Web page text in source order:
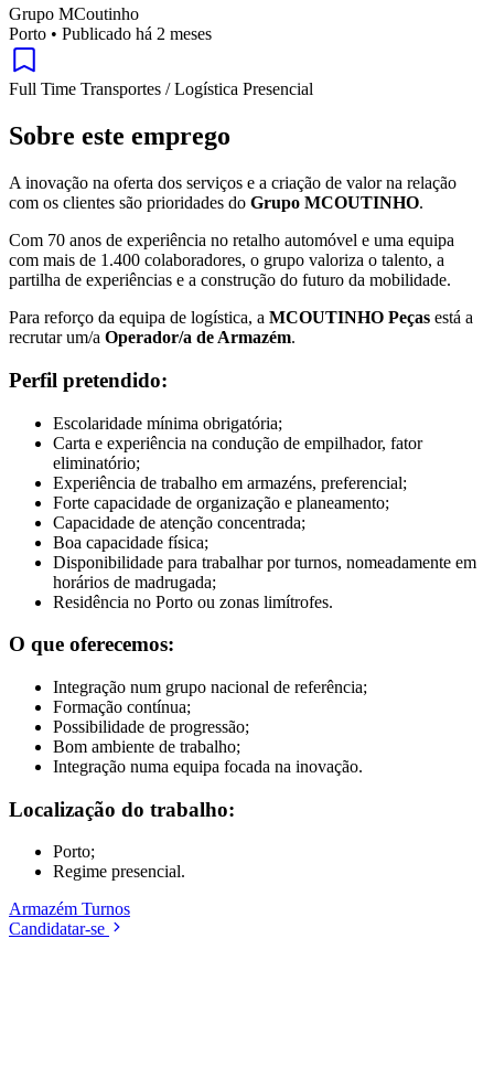
Grupo MCoutinho
Porto • Publicado há 2 meses
Full Time Transportes / Logística Presencial
Sobre este emprego
A inovação na oferta dos serviços e a criação de valor na relação
com os clientes são prioridades do Grupo MCOUTINHO.
Com 70 anos de experiência no retalho automóvel e uma equipa
com mais de 1.400 colaboradores, o grupo valoriza o talento, a
partilha de experiências e a construção do futuro da mobilidade.
Para reforço da equipa de logística, a MCOUTINHO Peças está a
recrutar um/a Operador/a de Armazém.
Perfil pretendido:
Escolaridade mínima obrigatória;
Carta e experiência na condução de empilhador, fator
eliminatório;
Experiência de trabalho em armazéns, preferencial;
Forte capacidade de organização e planeamento;
Capacidade de atenção concentrada;
Boa capacidade física;
Disponibilidade para trabalhar por turnos, nomeadamente em
horários de madrugada;
Residência no Porto ou zonas limítrofes.
O que oferecemos:
Integração num grupo nacional de referência;
Formação contínua;
Possibilidade de progressão;
Bom ambiente de trabalho;
Integração numa equipa focada na inovação.
Localização do trabalho:
Porto;
Regime presencial.
Armazém Turnos
Candidatar-se